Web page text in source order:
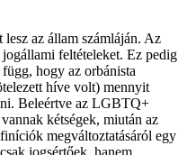
lesz az állam számláján. Az
feltételeket. Ez pedig
hogy az orbánista
híve volt) mennyit
Beleértve az LGBTQ+
kétségek, miután az
megváltoztatásáról egy
jogsértőek, hanem